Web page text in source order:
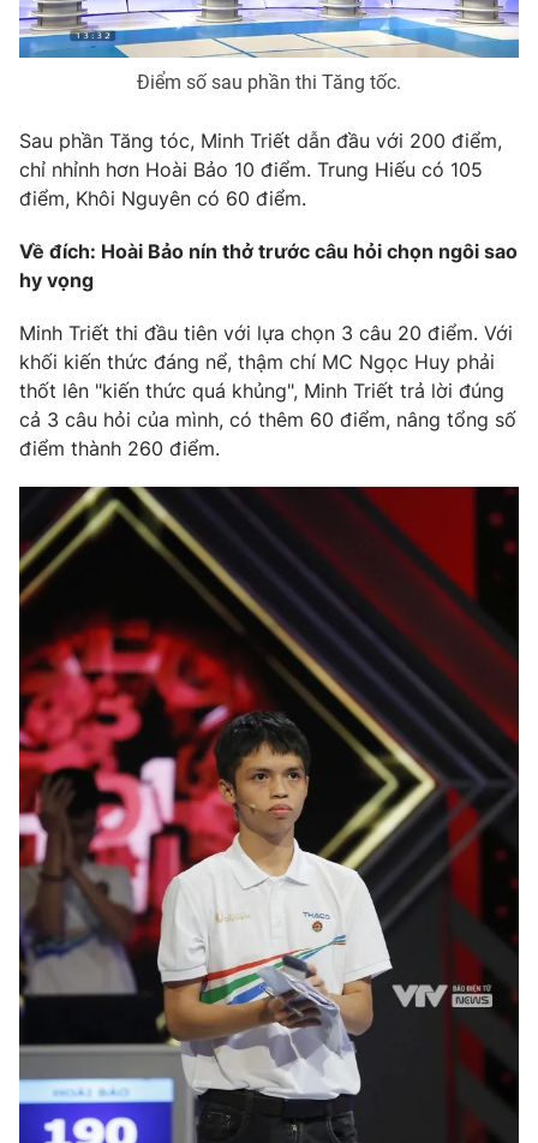
Điểm số sau phần thi Tăng tốc.
Sau phần Tăng tóc, Minh Triết dẫn đầu với 200 điểm,
chỉ nhỉnh hơn Hoài Bảo 10 điểm. Trung Hiếu có 105
điểm, Khôi Nguyên có 60 điểm.
Về đích: Hoài Bảo nín thở trước câu hỏi chọn ngôi sao
hy vọng
Minh Triết thi đầu tiên với lựa chọn 3 câu 20 điểm. Với
khối kiến thức đáng nể, thậm chí MC Ngọc Huy phải
thốt lên "kiến thức quá khủng", Minh Triết trả lời đúng
cả 3 câu hỏi của mình, có thêm 60 điểm, nâng tổng số
điểm thành 260 điểm.